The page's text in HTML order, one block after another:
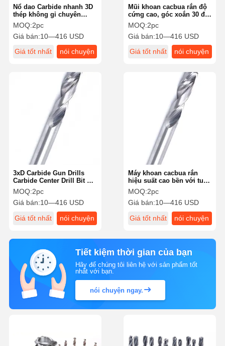
Nổ dao Carbide nhanh 3D
thép không gỉ chuyên
dụng với bề mặt mịn
MOQ:2pc
Giá bán:10—416 USD
Giá tốt nhất
nói chuyện
Mũi khoan cacbua rắn độ
cứng cao, góc xoắn 30 độ,
chống mài mòn để khoan
kim loại
MOQ:2pc
Giá bán:10—416 USD
Giá tốt nhất
nói chuyện
3xD Carbide Gun Drills
Carbide Center Drill Bit Độ
chính xác cao cho nhôm
MOQ:2pc
Giá bán:10—416 USD
Giá tốt nhất
nói chuyện
Máy khoan cacbua rắn
hiệu suất cao bền với tuổi
thọ công cụ dài
MOQ:2pc
Giá bán:10—416 USD
Giá tốt nhất
nói chuyện
Tiết kiệm thời gian của bạn
Hãy để chúng tôi liên hệ với sản phẩm tốt
nhất với bạn.
nói chuyện ngay.